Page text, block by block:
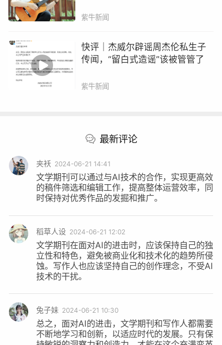
欧阳江河与AI打过多次交道，他认为，
“文学一定是跟人类的情绪、想象力和不可知联系
在一起的，它一定不是数据和规则的产物”
根本上改变文学写作、文学阅读、文学编辑和出
版，“所有的环节它要彻底的改变，我觉得根本不
可能。”他断言，“文学和诗歌一定是AI最后渗透
进来，甚至有可能根本不可能胜任这一领域”。
对于AI技术进入写作领域，《十月》杂志总编陈
东捷、《雨花》杂志副主编育邦、《扬子江文学
评论》杂志副主编何同彬等人大多认为，目前AI
技术只能作为辅助手段。在写作时，它可以帮忙
收集材料，甚至提供思路；在编辑时，它可以替
代一些有规则的重复劳动，比如校对，因为校对
规则非常明确，但它无法胜任编辑工作，如让它
紫牛新闻
快评｜杰威尔辟谣周杰伦私生子
传闻，“留白式造谣”该被管管了
紫牛新闻
最新评论
夹袄 2024-06-21 14:41
文学期刊可以通过与AI技术的合作，实现更高效
的稿件筛选和编辑工作，提高整体运营效率，同
时保持对优秀作品的发掘和推广。
稻草人设 2024-06-21 12:02
文学期刊在面对AI的进击时，应该保持自己的独
立性和特色，避免被商业化和技术化的趋势所侵
蚀。写作人也应该坚持自己的创作理念，不受AI
技术的干扰。
兔子妹 2024-06-21 10:30
总之，面对AI的进击，文学期刊和写作人都需要
不断地学习和创新，以适应时代的发展。只有保